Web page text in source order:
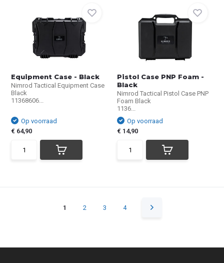
Equipment Case - Black
Nimrod Tactical Equipment Case
Black
11368606...
Op voorraad
€ 64,90
Pistol Case PNP Foam -
Black
Nimrod Tactical Pistol Case PNP
Foam Black
1136...
Op voorraad
€ 14,90
1 2 3 4